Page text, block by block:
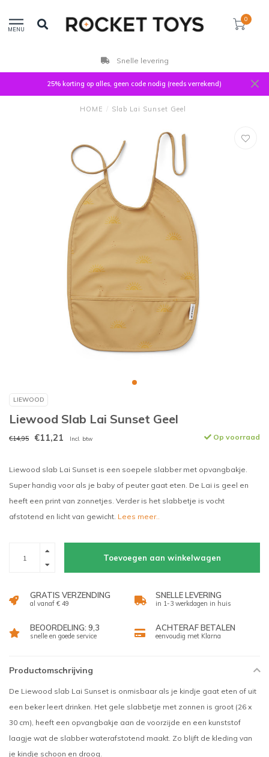
MENU
0
Snelle levering
25% korting op alles, geen code nodig (reeds verrekend)
HOME / Slab Lai Sunset Geel
LIEWOOD
Liewood Slab Lai Sunset Geel
€14,95 €11,21 Incl. btw Op voorraad
Liewood slab Lai Sunset is een soepele slabber met opvangbakje.
Super handig voor als je baby of peuter gaat eten. De Lai is geel en
heeft een print van zonnetjes. Verder is het slabbetje is vocht
afstotend en licht van gewicht. Lees meer..
Toevoegen aan winkelwagen
GRATIS VERZENDING
al vanaf € 49
SNELLE LEVERING
in 1-3 werkdagen in huis
BEOORDELING: 9,3
snelle en goede service
ACHTERAF BETALEN
eenvoudig met Klarna
Productomschrijving
De Liewood slab Lai Sunset is onmisbaar als je kindje gaat eten of uit
een beker leert drinken. Het gele slabbetje met zonnen is groot (26 x
30 cm), heeft een opvangbakje aan de voorzijde en een kunststof
laagje wat de slabber waterafstotend maakt. Zo blijft de kleding van
je kindje schoon en droog.